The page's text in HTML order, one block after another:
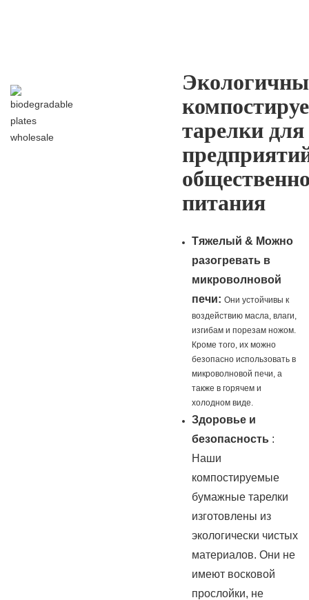
тарелки для
питания
Тяжелый & Можно
разогревать в
микроволновой
печи:Они устойчивы к
воздействию масла, влаги,
изгибам и порезам ножом.
Кроме того, их можно
безопасно использовать в
микроволновой печи, а
также в горячем и
холодном виде.
Здоровье и
безопасность :
Наши
компостируемые
бумажные тарелки
изготовлены из
экологически чистых
материалов. Они не
имеют восковой
прослойки, не